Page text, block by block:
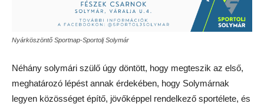
Nyárköszöntő Sportnap-Sportolj Solymár
Néhány solymári szülő úgy döntött, hogy megteszik az első,
meghatározó lépést annak érdekében, hogy Solymárnak
legyen közösséget építő, jövőképpel rendelkező sportélete, és